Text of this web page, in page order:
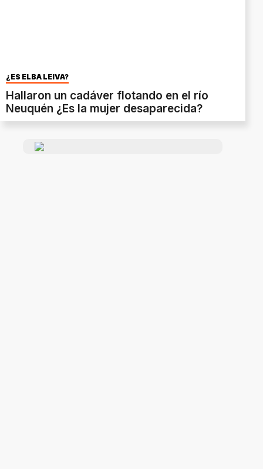
¿ES ELBA LEIVA?
Hallaron un cadáver flotando en el río
Neuquén ¿Es la mujer desaparecida?